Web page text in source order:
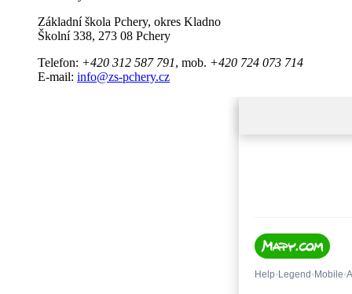
Základní škola Pchery, okres Kladno
Školní 338, 273 08 Pchery
Telefon: +420 312 587 791, mob. +420 724 073 714
E-mail: info@zs-pchery.cz